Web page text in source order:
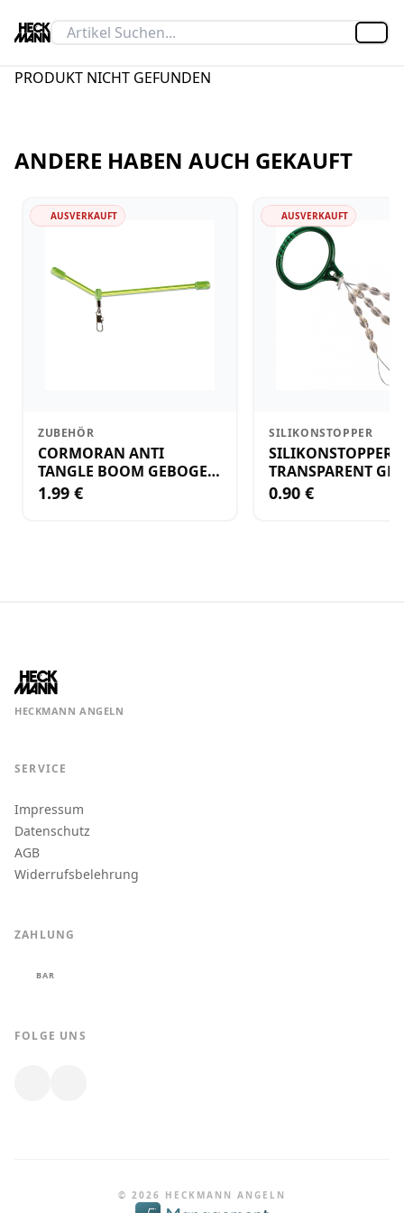
PRODUKT NICHT GEFUNDEN
ANDERE HABEN AUCH GEKAUFT
AUSVERKAUFT
ZUBEHÖR
CORMORAN ANTI
TANGLE BOOM GEBOGEN
12CM M.WIRBEL(PLASTIK)
1.99 €
AUSVERKAUFT
SILIKONSTOPPER
SILIKONSTOPPER
TRANSPARENT
KLEIN
0.90 €
HECKMANN ANGELN
SERVICE
Impressum
Datenschutz
AGB
Widerrufsbelehrung
ZAHLUNG
BAR
FOLGE UNS
© 2026 HECKMANN ANGELN